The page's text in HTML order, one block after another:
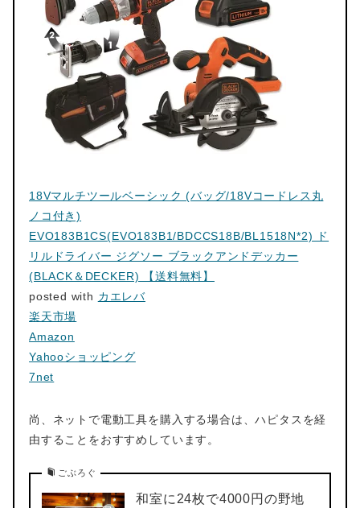
18Vマルチツールベーシック (バッグ/18Vコードレス丸
ノコ付き)
EVO183B1CS(EVO183B1/BDCCS18B/BL1518N*2) ド
リルドライバー ジグソー ブラックアンドデッカー
(BLACK＆DECKER) 【送料無料】
posted with カエレバ
楽天市場
Amazon
Yahooショッピング
7net
尚、ネットで電動工具を購入する場合は、ハピタスを経
由することをおすすめしています。
ごぶろぐ
和室に24枚で4000円の野地